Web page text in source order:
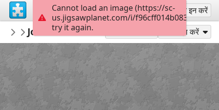
साइन अप साइन इन करें
redecoratte
Outer Banks
John B and Sarah साझा करें
Cannot load an image (https://sc-
us.jigsawplanet.com/i/
try it again.